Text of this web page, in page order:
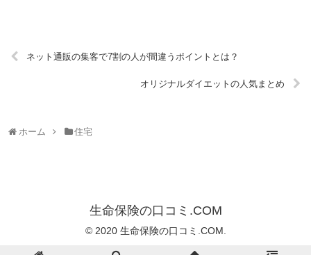
ネット通販の集客で7割の人が間違うポイントとは？
オリジナルダイエットの人気まとめ
ホーム 住宅
生命保険の口コミ.COM
© 2020 生命保険の口コミ.COM.